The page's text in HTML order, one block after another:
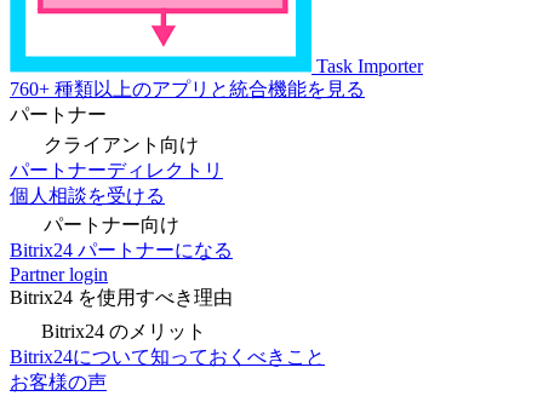
Task Importer
760+ 種類以上のアプリと統合機能を見る
パートナー
クライアント向け
パートナーディレクトリ
個人相談を受ける
パートナー向け
Bitrix24 パートナーになる
Partner login
Bitrix24 を使用すべき理由
Bitrix24 のメリット
Bitrix24について知っておくべきこと
お客様の声